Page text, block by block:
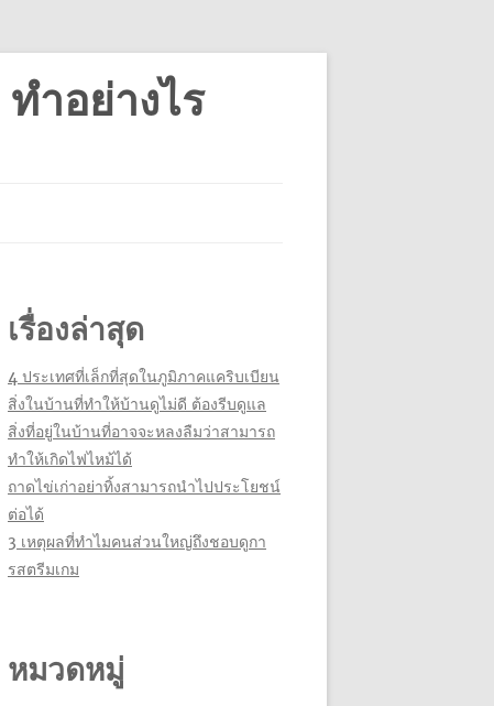
ำอย่างไร
เรื่องล่าสุด
4 ประเทศที่เล็กที่สุดในภูมิภาคแคริบเบียน
สิ่งในบ้านที่ทำให้บ้านดูไม่ดี ต้องรีบดูแล
สิ่งที่อยู่ในบ้านที่อาจจะหลงลืมว่าสามารถ
ทำให้เกิดไฟไหม้ได้
ถาดไข่เก่าอย่าทิ้งสามารถนำไปประโยชน์
ต่อได้
3 เหตุผลที่ทำไมคนส่วนใหญ่ถึงชอบดูกา
รสตรีมเกม
หมวดหมู่